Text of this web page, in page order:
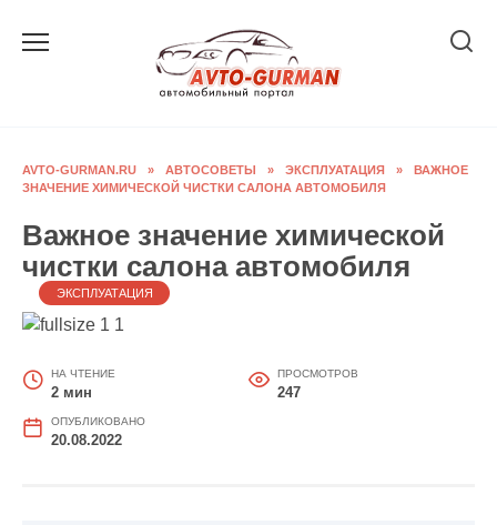
AVTO-GURMAN.RU » АВТОСОВЕТЫ » ЭКСПЛУАТАЦИЯ »
ВАЖНОЕ
ЗНАЧЕНИЕ ХИМИЧЕСКОЙ ЧИСТКИ САЛОНА АВТОМОБИЛЯ
Важное значение химической
чистки салона автомобиля
ЭКСПЛУАТАЦИЯ
НА ЧТЕНИЕ
2 мин
ПРОСМОТРОВ
247
ОПУБЛИКОВАНО
20.08.2022